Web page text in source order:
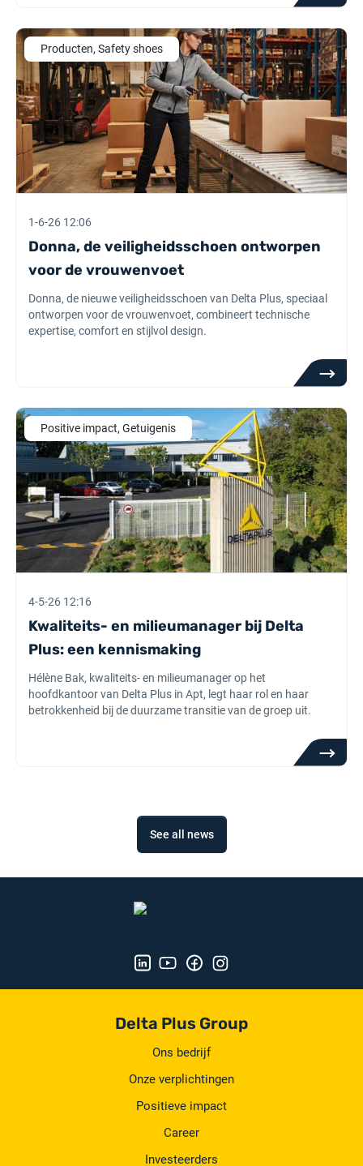
Producten, Safety shoes
1-6-26 12:06
Donna, de veiligheidsschoen ontworpen
voor de vrouwenvoet
Donna, de nieuwe veiligheidsschoen van Delta Plus, speciaal
ontworpen voor de vrouwenvoet, combineert technische
expertise, comfort en stijlvol design.
Positive impact, Getuigenis
4-5-26 12:16
Kwaliteits- en milieumanager bij Delta
Plus: een kennismaking
Hélène Bak, kwaliteits- en milieumanager op het
hoofdkantoor van Delta Plus in Apt, legt haar rol en haar
betrokkenheid bij de duurzame transitie van de groep uit.
See all news
Delta Plus Group
Ons bedrijf
Onze verplichtingen
Positieve impact
Career
Investeerders